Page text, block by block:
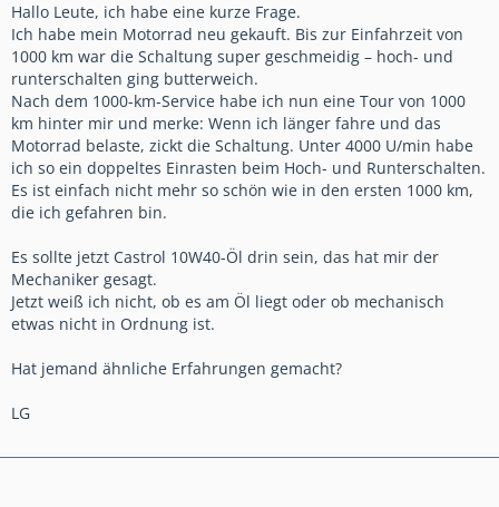
Hallo Leute, ich habe eine kurze Frage.
Ich habe mein Motorrad neu gekauft. Bis zur Einfahrzeit von
1000 km war die Schaltung super geschmeidig – hoch- und
runterschalten ging butterweich.
Nach dem 1000-km-Service habe ich nun eine Tour von 1000
km hinter mir und merke: Wenn ich länger fahre und das
Motorrad belaste, zickt die Schaltung. Unter 4000 U/min habe
ich so ein doppeltes Einrasten beim Hoch- und Runterschalten.
Es ist einfach nicht mehr so schön wie in den ersten 1000 km,
die ich gefahren bin.
Es sollte jetzt Castrol 10W40-Öl drin sein, das hat mir der
Mechaniker gesagt.
Jetzt weiß ich nicht, ob es am Öl liegt oder ob mechanisch
etwas nicht in Ordnung ist.
Hat jemand ähnliche Erfahrungen gemacht?
LG